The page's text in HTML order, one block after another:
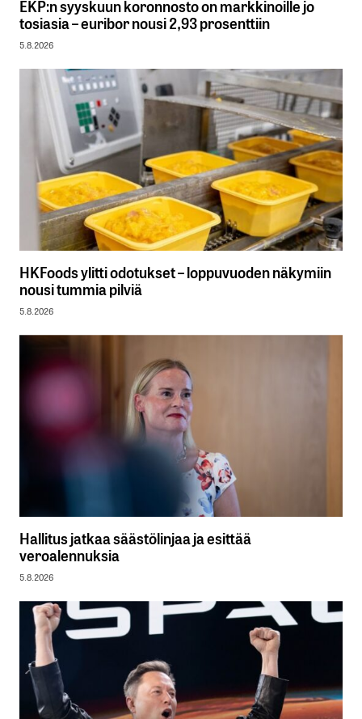
EKP:n syyskuun koronnosto on markkinoille jo
tosiasia – euribor nousi 2,93 prosenttiin
5.8.2026
HKFoods ylitti odotukset – loppuvuoden näkymiin
nousi tummia pilviä
5.8.2026
Hallitus jatkaa säästölinjaa ja esittää
veroalennuksia
5.8.2026